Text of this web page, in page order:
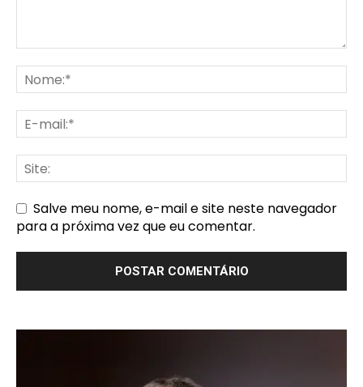
Salve meu nome, e-mail e site neste navegador
para a próxima vez que eu comentar.